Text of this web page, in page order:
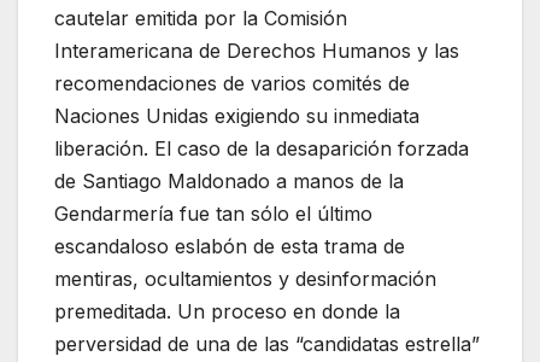
cautelar emitida por la Comisión
Interamericana de Derechos Humanos y las
recomendaciones de varios comités de
Naciones Unidas exigiendo su inmediata
liberación. El caso de la desaparición forzada
de Santiago Maldonado a manos de la
Gendarmería fue tan sólo el último
escandaloso eslabón de esta trama de
mentiras, ocultamientos y desinformación
premeditada. Un proceso en donde la
perversidad de una de las “candidatas estrella”